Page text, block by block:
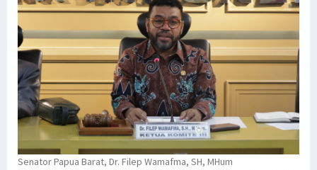
Senator Papua Barat, Dr. Filep Wamafma, SH, MHum